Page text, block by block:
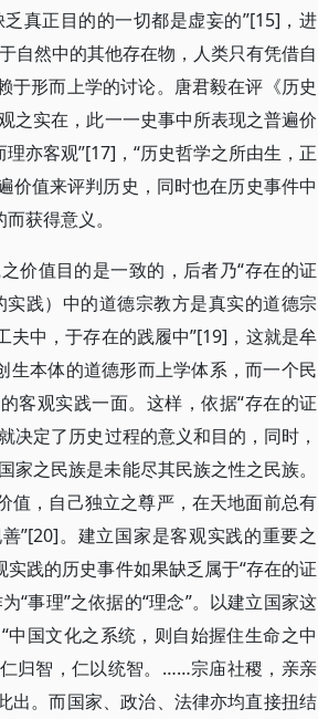
真正目的的一切都是虚妄的”[15]，进
自然中的其他存在物，人类只有凭借自
于形而上学的讨论。唐君毅在评《历史
之实在，此一一史事中所表现之普遍价
亦客观”[17]，“历史哲学之所由生，正
价值来评判历史，同时也在历史事件中
获得意义。
价值目的是一致的，后者乃“存在的证
实践）中的道德宗教方是真实的道德宗
中，于存在的践履中”[19]，这就是牟
生本体的道德形而上学体系，而一个民
客观实践一面。这样，依据“存在的证
决定了历史过程的意义和目的，同时，
之民族是未能尽其民族之性之民族。
值，自己独立之尊严，在天地面前总有
”[20]。建立国家是客观实践的重要之
践的历史事件如果缺乏属于“存在的证
“事理”之依据的“理念”。以建立国家这
国文化之系统，则自始握住生命之中
归智，仁以统智。……宗庙社稷，亲亲
出。而国家、政治、法律亦均直接扭结